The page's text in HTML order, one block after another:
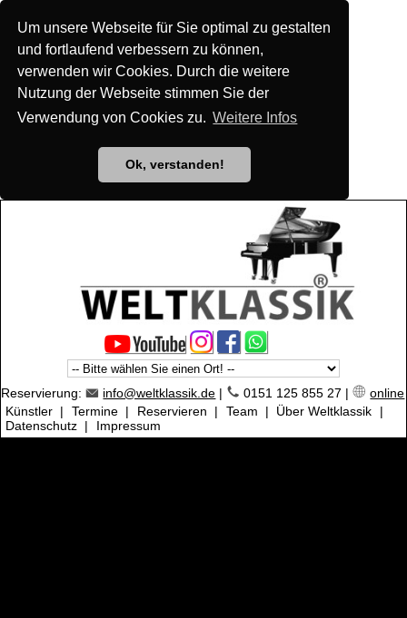
Um unsere Webseite für Sie optimal zu gestalten
und fortlaufend verbessern zu können,
verwenden wir Cookies. Durch die weitere
Nutzung der Webseite stimmen Sie der
Verwendung von Cookies zu. Weitere Infos
Ok, verstanden!
Reservierung: info@weltklassik.de | 0151 125 855 27 |
online
Künstler | Termine | Reservieren | Team | Über Weltklassik
|
Datenschutz | Impressum